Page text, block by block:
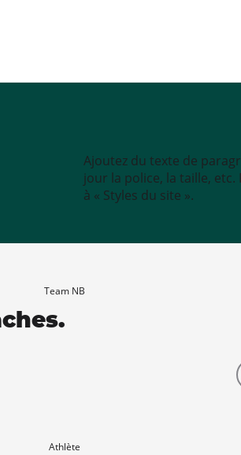
Ajoutez du texte de
jour la police, la taille,
à « Styles du site ».
Team NB
Athlète